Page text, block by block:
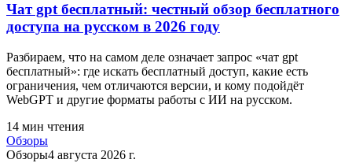
Чат gpt бесплатный: честный обзор бесплатного
доступа на русском в 2026 году
Разбираем, что на самом деле означает запрос «чат gpt
бесплатный»: где искать бесплатный доступ, какие есть
ограничения, чем отличаются версии, и кому подойдёт
WebGPT и другие форматы работы с ИИ на русском.
14 мин чтения
Обзоры
Обзоры4 августа 2026 г.